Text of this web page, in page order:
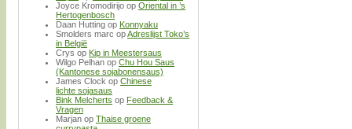
Joyce Kromodirijo op Oriental in ’s
Hertogenbosch
Daan Hutting op Konnyaku
Smolders marc opAdreslijst Toko’s
in België
Crys op Kip in Meestersaus
Wilgo Pelhan op Chu Hou Saus
(Kantonese sojabonensaus)
James Clock op Chinese
lichte sojasaus
Bink Melcherts op Feedback &
Vragen
Marjan op Thaise groene